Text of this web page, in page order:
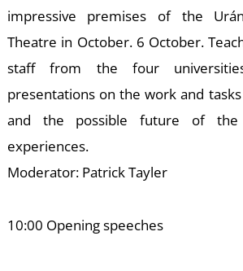
impressive premises of the
Theatre in October. 6 October.
staff from the four
presentations on the work and
and the possible future of
experiences.
Moderator: Patrick Tayler
10:00 Opening speeches